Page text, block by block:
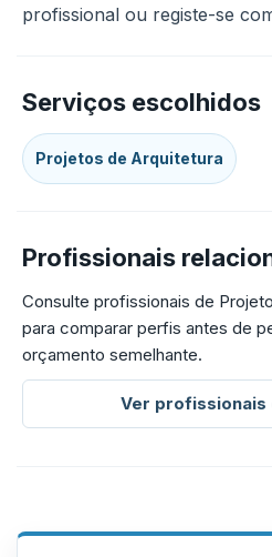
profissional ou registe-se
Serviços escolhidos
Projetos de Arquitetura
Profissionais
Consulte profissionais de
para comparar perfis antes de
orçamento semelhante.
Ver profissionais